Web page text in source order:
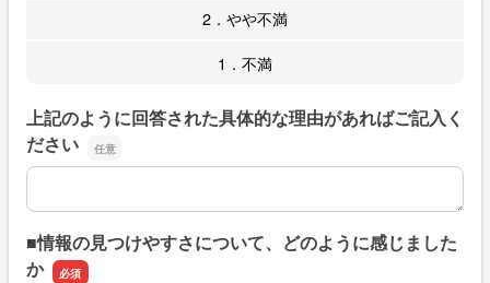
2．やや不満
1．不満
上記のように回答された具体的な理由があればご記入く
ださい
上記のように回答された具体的な理由があればご記入くだ
■情報の見つけやすさについて、どのように感じました
か